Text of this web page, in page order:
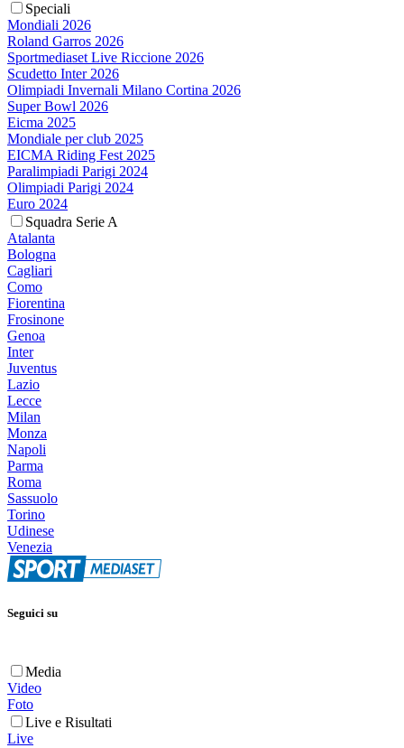
Speciali
Mondiali 2026
Roland Garros 2026
Sportmediaset Live Riccione 2026
Scudetto Inter 2026
Olimpiadi Invernali Milano Cortina 2026
Super Bowl 2026
Eicma 2025
Mondiale per club 2025
EICMA Riding Fest 2025
Paralimpiadi Parigi 2024
Olimpiadi Parigi 2024
Euro 2024
Squadra Serie A
Atalanta
Bologna
Cagliari
Como
Fiorentina
Frosinone
Genoa
Inter
Juventus
Lazio
Lecce
Milan
Monza
Napoli
Parma
Roma
Sassuolo
Torino
Udinese
Venezia
Seguici su
Media
Video
Foto
Live e Risultati
Live